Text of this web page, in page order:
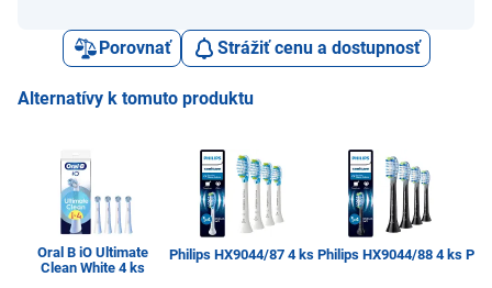
Porovnať Strážiť cenu a dostupnosť
Alternatívy k tomuto produktu
Oral B iO Ultimate
Clean White 4 ks
Philips HX9044/87 4 ks Philips HX9044/88 4 ks